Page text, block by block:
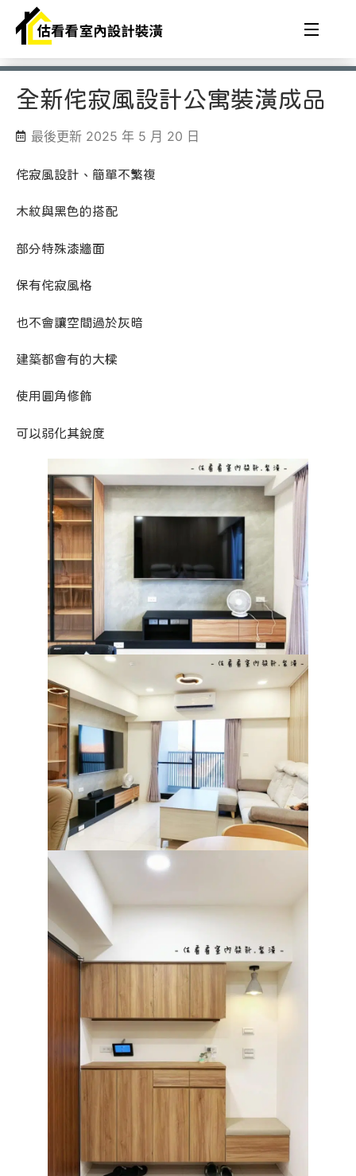
全新侘寂風設計公寓裝潢成品
最後更新 2025 年 5 月 20 日
侘寂風設計、簡單不繁複
木紋與黑色的搭配
部分特殊漆牆面
保有侘寂風格
也不會讓空間過於灰暗
建築都會有的大樑
使用圓角修飾
可以弱化其銳度